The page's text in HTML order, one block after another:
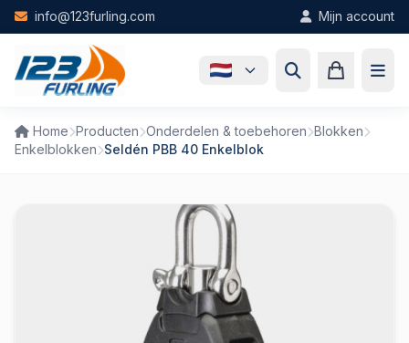
Skip to main content
info@123furling.com Mijn account
Home Producten Onderdelen & toebehoren Blokken
Enkelblokken Seldén PBB 40 Enkelblok